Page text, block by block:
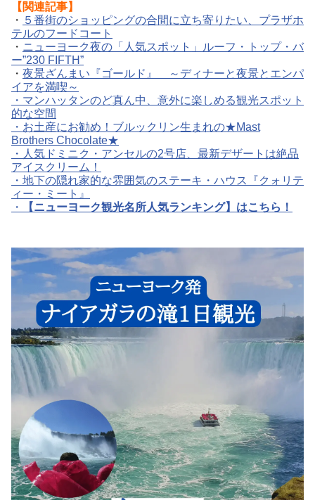
【関連記事】
・ ５番街のショッピングの合間に立ち寄りたい、プラザホ
テルのフードコート
・ ニューヨーク夜の「人気スポット」ルーフ・トップ・バ
ー”230 FIFTH”
・ 夜景ざんまい『ゴールド』 ～ディナーと夜景とエンパ
イアを満喫～
・ マンハッタンのど真ん中、意外に楽しめる観光スポット
的な空間
・ お土産にお勧め！ブルックリン生まれの★Mast
Brothers Chocolate★
・人気ドミニク・アンセルの2号店、最新デザートは絶品
アイスクリーム！
・ 地下の隠れ家的な雰囲気のステーキ・ハウス『クォリテ
ィー・ミート』
・
【ニューヨーク観光名所人気ランキング】はこちら！